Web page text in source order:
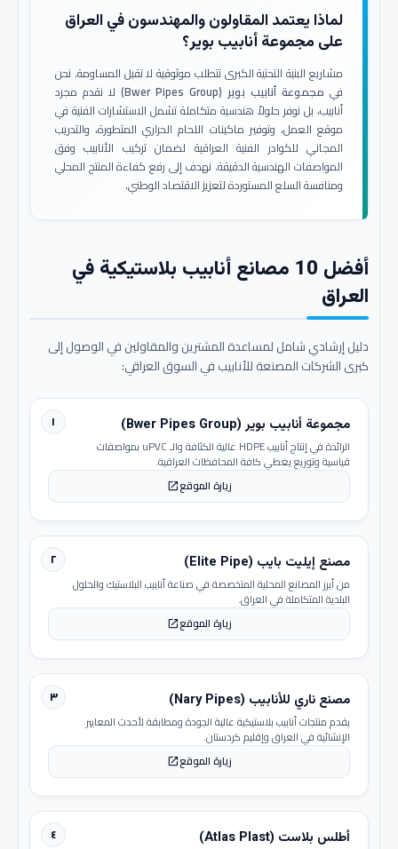
لماذا يعتمد المقاولون والمهندسون في العراق
على مجموعة أنابيب بوير؟
مشاريع البنية التحتية الكبرى تتطلب موثوقية لا تقبل المساومة. نحن
في مجموعة أنابيب بوير (Bwer Pipes Group)
لا نقدم مجرد
أنابيب، بل نوفر حلولاً هندسية متكاملة تشمل الاستشارات الفنية في
موقع العمل، وتوفير ماكينات اللحام الحراري المتطورة، والتدريب
المجاني للكوادر الفنية العراقية لضمان تركيب الأنابيب وفق
المواصفات الهندسية الدقيقة. نهدف إلى رفع كفاءة المنتج المحلي
ومنافسة السلع المستوردة لتعزيز الاقتصاد الوطني.
أفضل 10 مصانع أنابيب بلاستيكية في
العراق
دليل إرشادي شامل لمساعدة المشترين والمقاولين في الوصول إلى
كبرى الشركات المصنعة للأنابيب في السوق العراقي:
١ مجموعة أنابيب بوير (Bwer Pipes Group)
الرائدة في إنتاج أنابيب HDPE عالية الكثافة والـ uPVC بمواصفات
قياسية وتوزيع يغطي كافة المحافظات العراقية.
زيارة الموقعopen_in_new
٢ مصنع إيليت بايب (Elite Pipe)
من أبرز المصانع المحلية المتخصصة في صناعة أنابيب البلاستيك والحلول
البلدية المتكاملة في العراق.
زيارة الموقعopen_in_new
٣ مصنع ناري للأنابيب (Nary Pipes)
يقدم منتجات أنابيب بلاستيكية عالية الجودة ومطابقة لأحدث المعايير
الإنشائية في العراق وإقليم كردستان.
زيارة الموقعopen_in_new
٤ أطلس بلاست (Atlas Plast)